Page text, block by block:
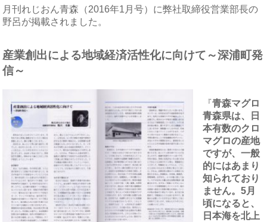
月刊れじおん青森（2016年1月号）に弊社取締役営業部長の
野呂が掲載されました。
産業創出による地域経済活性化に向けて～深浦町発
信～
『青森マグロ
青森県は、日
本有数のクロ
マグロの産地
ですが、一般
的にはあまり
知られており
ません。5月
頃になると、
日本海を北上